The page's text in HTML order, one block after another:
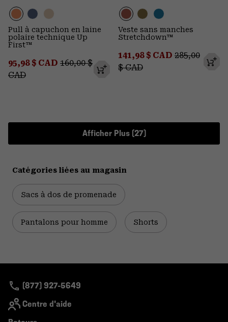
Pull à capuchon en laine
polaire technique Up
First™
Sale price:
95,98 $ CAD Regular price:
160,00 $
CAD
Veste sans manches
Stretchdown™
Sale price:
141,98 $ CAD Regular
285,00
$ CAD
Afficher Plus (27)
Catégories liées au magasin
Sacs à dos de promenade
Pantalons pour homme Shorts
(877) 927-5649
Centre d'aide